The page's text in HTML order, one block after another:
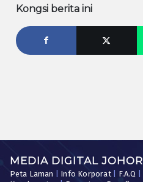
Kongsi berita ini
MEDIA DIGITAL JOHOR
Peta Laman Info Korporat| F.A.Q